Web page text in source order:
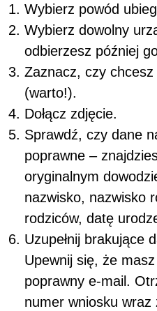
Wybierz powód
Wybierz dowolny
odbierzesz później
Zaznacz, czy
(warto!).
Dołącz zdjęcie.
Sprawdź, czy dane
poprawne –
oryginalnym
nazwisko, nazwisko
rodziców, datę
Uzupełnij brakujące
Upewnij się, że
poprawny e-mail.
numer wniosku